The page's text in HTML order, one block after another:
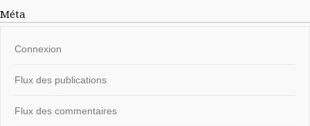
Méta
Connexion
Flux des publications
Flux des commentaires